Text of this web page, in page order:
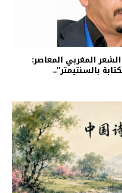
المغربي المعاصر:
بالسنتيمتر”..